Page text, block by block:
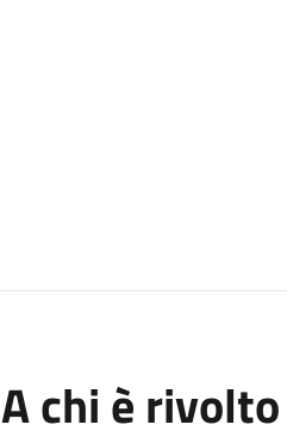
A chi è rivolto